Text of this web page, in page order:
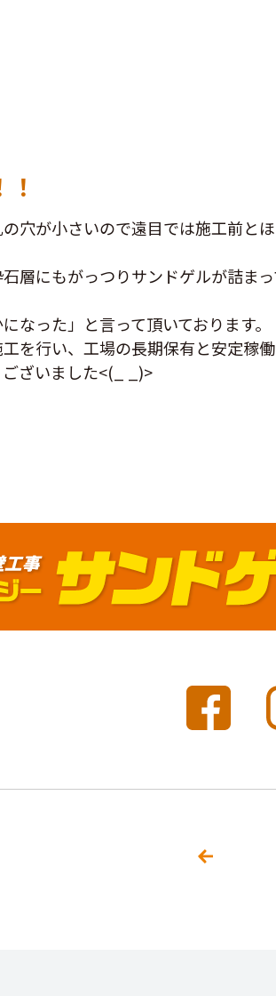
穴が小さいので遠目では施工前と
層にもがっつりサンドゲルが詰ま
なった」と言って頂いております。
を行い、工場の長期保有と安定稼
ざいました<(_ _)>